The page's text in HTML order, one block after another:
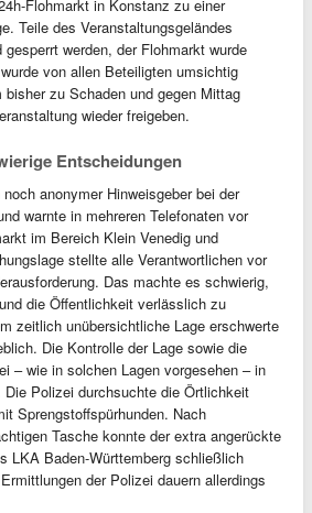
Flohmarkt in Konstanz zu einer
Teile des Veranstaltungsgeländes
werden, der Flohmarkt wurde
von allen Beteiligten umsichtig
zu Schaden und gegen Mittag
wieder freigeben.
Entscheidungen
anonymer Hinweisgeber bei der
warnte in mehreren Telefonaten vor
im Bereich Klein Venedig und
stellte alle Verantwortlichen vor
Das machte es schwierig,
die Öffentlichkeit verlässlich zu
zeitlich unübersichtliche Lage erschwerte
Die Kontrolle der Lage sowie die
– wie in solchen Lagen vorgesehen – in
Polizei durchsuchte die Örtlichkeit
Sprengstoffspürhunden. Nach
Tasche konnte der extra angerückte
LKA Baden-Württemberg schließlich
der Polizei dauern allerdings